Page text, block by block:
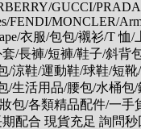
GUCCI/
FENDI/MONCLER/
衣服/包包/襯衫/T 恤/
/長褲/短褲/鞋子/斜背
/涼鞋/運動鞋/球鞋/短
/生活用品/腰包/水桶包
包/各類精品配件/一手
配合 現貨充足 詢問